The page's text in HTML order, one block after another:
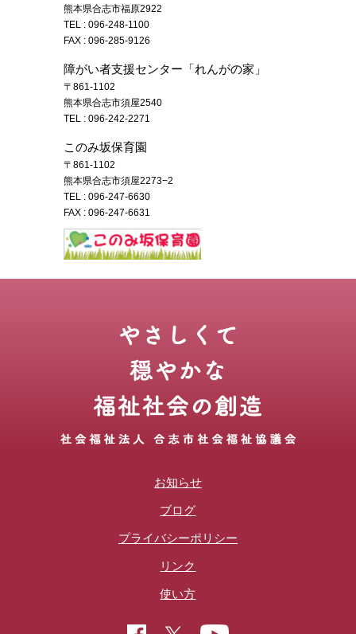
熊本県合志市福原2922
TEL : 096-248-1100
FAX : 096-285-9126
障がい者支援センター「れんがの家」
〒861-1102
熊本県合志市須屋2540
TEL : 096-242-2271
このみ坂保育園
〒861-1102
熊本県合志市須屋2273−2
TEL : 096-247-6630
FAX : 096-247-6631
お知らせ
ブログ
プライバシーポリシー
リンク
使い方